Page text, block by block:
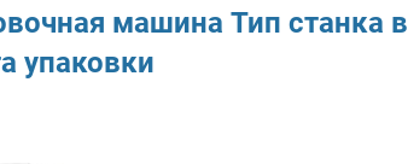
машина Тип станка в
упаковки